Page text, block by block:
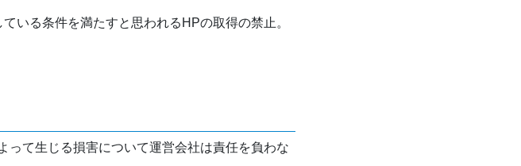
いる条件を満たすと思われるHPの取得の禁止。
って生じる損害について運営会社は責任を負わな